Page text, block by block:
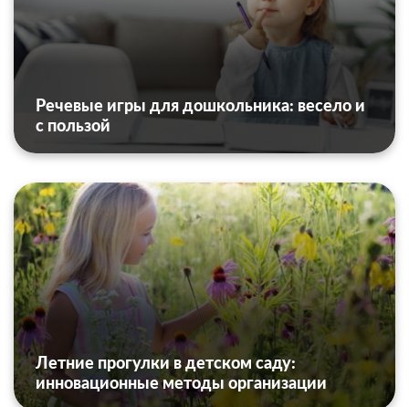
Речевые игры для дошкольника: весело и
с пользой
Летние прогулки в детском саду:
инновационные методы организации